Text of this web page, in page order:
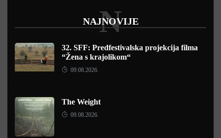
NAJNOVIJE
N
32. SFF: Predfestivalska projekcija filma
“Žena s krajolikom“
09.08.2026.
The Weight
09.08.2026.